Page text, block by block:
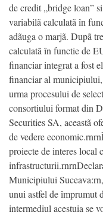
de credit „bridge loan”
variabilã calculatã în
adãuga o marjã. Dupã
calculatã în functie de
financiar integrat a fost
financiar al
urma procesului de
consortiului format din
Securities SA, aceastã
de vedere
proiecte de interes local
Municipiului
unui astfel de împrumut
intermediul acestuia se